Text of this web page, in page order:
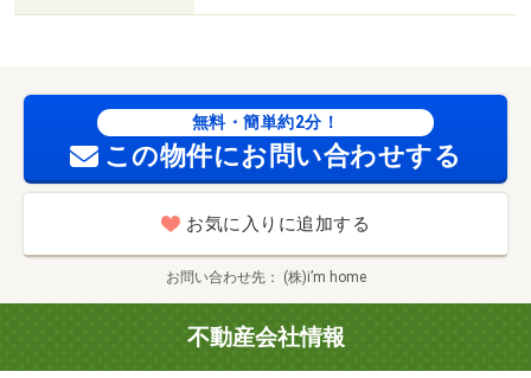
無料・簡単約2分！
この物件にお問い合わせする
お気に入りに追加する
お問い合わせ先 (株)i’m home
不動産会社情報